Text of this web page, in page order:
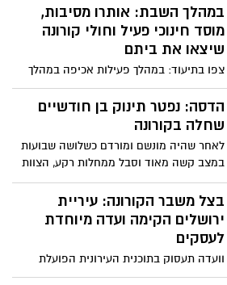
הקורונה העולמי, חושף את הפגיעה הקשה
בילדים בעקבות המשבר העולמי. על פי הדוח,
נראית עלייה של 24% במספר הקטינים
המטופלים במרכזים לטיפול בפגיעות מיניות,
הוכפל מספר הפניות בחשד לאלימות נגד
ילדים, עלייה גם במספר הקטינים בסיכון
אובדני. עוד מהדוח, כשליש מהילדים בישראל
לא השתתפו בשיעורי הלמידה מרחוק. נשיא
המדינה אמר בעקבות הדוח: "הנתונים
מפחידים"
במהלך השבת: אותרו מסיבות,
מוסד חינוכי פעיל וחולי קורונה
שיצאו את ביתם
צפו בתיעוד: במהלך פעילות אכיפה במהלך
השישי-שבת ברחבי העיר ירושלים שערכו
השוטרים לאכיפת תקנות קורונה והנחיות
הסגר איתרו בשעת לילה מאוחרת מסיבה
הדסה: נפטר תינוק בן חודשיים
שחלה בקורונה
לאחר שהיה מונשם ומורדם כשלושה שבועות
במצב קשה מאוד וסבל ממחלות רקע, הצוות
הרפואי בהדסה עין כרם נאלץ לקבוע את
מותו
בצל משבר הקורונה: עיריית
ירושלים הקימה ועדה מיוחדת
לעסקים
וועדה תעסוק בתוכנית העירונית הפועלת
בימים אלה לקידום העסקים בעיר ותמשיך